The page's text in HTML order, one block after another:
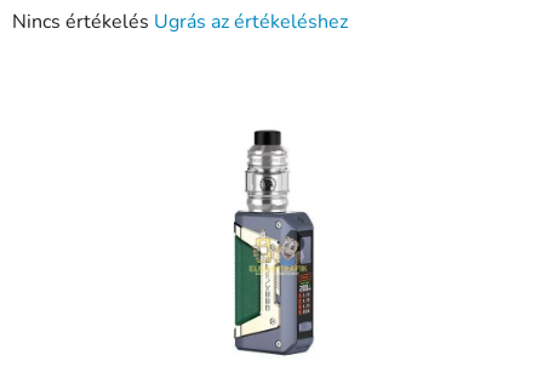
A
Nincs értékelés Ugrás az értékeléshez